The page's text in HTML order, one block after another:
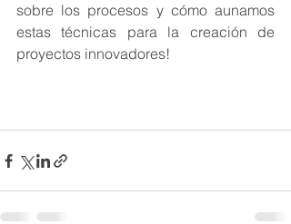
sobre los procesos y cómo aunamos
estas técnicas para la creación de
proyectos innovadores!